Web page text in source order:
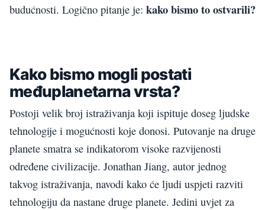
budućnosti. Logično pitanje je: kako bismo to ostvarili?
Kako bismo mogli postati
međuplanetarna vrsta?
Postoji velik broj istraživanja koji ispituje doseg ljudske
tehnologije i mogućnosti koje donosi. Putovanje na druge
planete smatra se indikatorom visoke razvijenosti
određene civilizacije. Jonathan Jiang, autor jednog
takvog istraživanja, navodi kako će ljudi uspjeti razviti
tehnologiju da nastane druge planete. Jedini uvjet za